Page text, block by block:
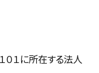
０１に所在する法人